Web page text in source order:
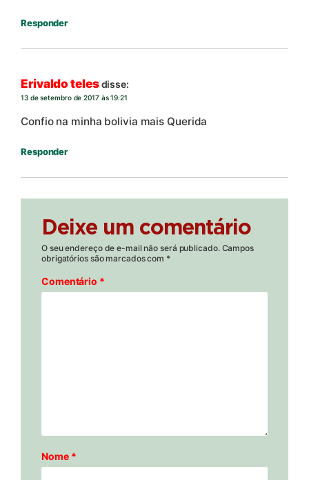
Responder
Erivaldo telesdisse:
13 de setembro de 2017 às 19:21
Confio na minha bolivia mais Querida
Responder
Deixe um comentário
O seu endereço de e-mail não será publicado. Campos
obrigatórios são marcados com *
Comentário *
Nome *